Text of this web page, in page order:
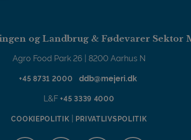
og Landbrug & Fødevarer Sektor
Agro Food Park 26 | 8200 Aarhus N
+45 8731 2000 ddb@mejeri.dk
L&F+45 3339 4000
COOKIEPOLITIK PRIVATLIVSPOLITIK